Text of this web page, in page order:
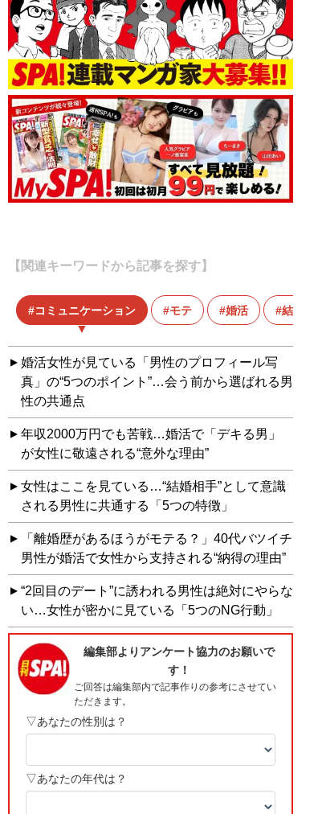
【関連キーワードから記事を探す】
コミュニケーション モテ 婚活 結婚
婚活女性が見ている「男性のプロフィール写
真」の“5つのポイント”…会う前から選ばれる男
性の共通点
年収2000万円でも苦戦…婚活で「デキる男」
が女性に敬遠される“意外な理由”
女性はここを見ている…“結婚相手”として意識
される男性に共通する「5つの特徴」
「離婚歴があるほうがモテる？」40代バツイチ
男性が婚活で女性から支持される“納得の理由”
“2回目のデート”に誘われる男性は絶対にやらな
い…女性が密かに見ている「5つのNG行動」